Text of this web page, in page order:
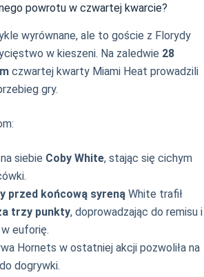
powrotu w czwartej kwarcie?
wyrównane, ale to goście z Florydy
w kieszeni. Na zaledwie 28
czwartej kwarty Miami Heat prowadzili
gry.
siebie Coby White, stając się cichym
przed końcową syreną White trafił
trzy punkty, doprowadzając do remisu i
euforię.
Hornets w ostatniej akcji pozwoliła na
dogrywki.